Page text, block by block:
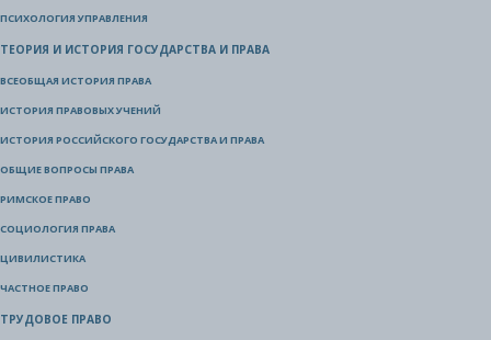
ПСИХОЛОГИЯ УПРАВЛЕНИЯ
ТЕОРИЯ И ИСТОРИЯ ГОСУДАРСТВА И ПРАВА
ВСЕОБЩАЯ ИСТОРИЯ ПРАВА
ИСТОРИЯ ПРАВОВЫХ УЧЕНИЙ
ИСТОРИЯ РОССИЙСКОГО ГОСУДАРСТВА И ПРАВА
ОБЩИЕ ВОПРОСЫ ПРАВА
РИМСКОЕ ПРАВО
СОЦИОЛОГИЯ ПРАВА
ЦИВИЛИСТИКА
ЧАСТНОЕ ПРАВО
ТРУДОВОЕ ПРАВО